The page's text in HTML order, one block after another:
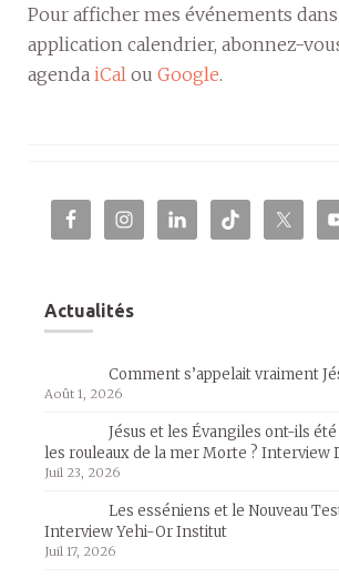
Pour afficher mes événements
application calendrier, abonnez-
agenda iCal ou Google.
Actualités
Comment s’appelait vraiment
Août 1, 2026
Jésus et les Évangiles ont-ils
les rouleaux de la mer Morte ? Interview
Juil 23, 2026
Les esséniens et le Nouveau
Interview Yehi-Or Institut
Juil 17, 2026